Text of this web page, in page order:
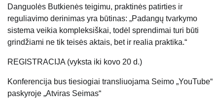
Danguolės Butkienės teigimu, praktinės patirties ir
reguliavimo derinimas yra būtinas: „Padangų tvarkymo
sistema veikia kompleksiškai, todėl sprendimai turi būti
grindžiami ne tik teisės aktais, bet ir realia praktika.“
REGISTRACIJA (vyksta iki kovo 20 d.)
Konferencija bus tiesiogiai transliuojama Seimo „YouTube“
paskyroje „Atviras Seimas“